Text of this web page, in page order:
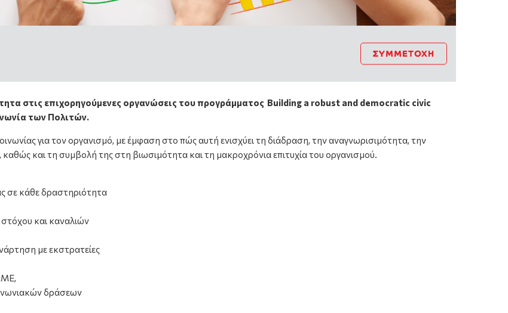
ΣΥΜΜΕΤΟΧΉ
στις επιχορηγούμενες οργανώσεις του προγράμματος Building a robust and democratic civic
των Πολιτών.
για τον οργανισμό, με έμφαση στο πώς αυτή ενισχύει τη διάδραση, την αναγνωρισιμότητα, την
και τη συμβολή της στη βιωσιμότητα και τη μακροχρόνια επιτυχία του οργανισμού.
σε κάθε δραστηριότητα
και καναλιών
με εκστρατείες
δράσεων